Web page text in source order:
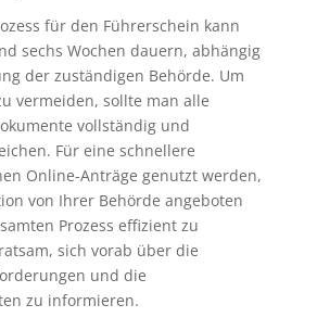
für den Führerschein kann
sechs Wochen dauern, abhängig
der zuständigen Behörde. Um
vermeiden, sollte man alle
vollständig und
Für eine schnellere
Online-Anträge genutzt werden,
von Ihrer Behörde angeboten
Prozess effizient zu
sich vorab über die
und die
zu informieren.